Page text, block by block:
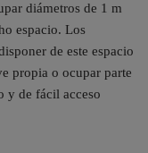
diámetros de 1 m
espacio. Los
de este espacio
propia o ocupar parte
y de fácil acceso